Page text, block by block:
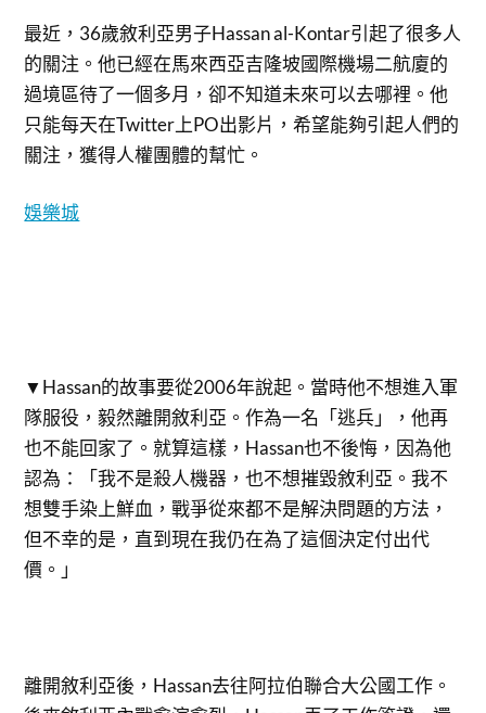
最近，36歲敘利亞男子Hassan al-Kontar引起了很多人
的關注。他已經在馬來西亞吉隆坡國際機場二航廈的
過境區待了一個多月，卻不知道未來可以去哪裡。他
只能每天在Twitter上PO出影片，希望能夠引起人們的
關注，獲得人權團體的幫忙。
娛樂城
▼Hassan的故事要從2006年說起。當時他不想進入軍
隊服役，毅然離開敘利亞。作為一名「逃兵」，他再
也不能回家了。就算這樣，Hassan也不後悔，因為他
認為：「我不是殺人機器，也不想摧毀敘利亞。我不
想雙手染上鮮血，戰爭從來都不是解決問題的方法，
但不幸的是，直到現在我仍在為了這個決定付出代
價。」
離開敘利亞後，Hassan去往阿拉伯聯合大公國工作。